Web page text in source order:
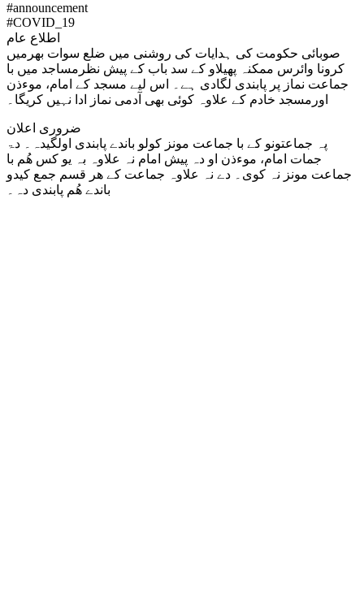
#announcement
#COVID_19
اطلاع عام
صوبائی حکومت کی ہدایات کی روشنی میں ضلع سوات بھرمیں
کرونا وائرس ممکنہ پھیلاو کے سد باب کے پیش نظرمساجد میں با
جماعت نماز پر پابندی لگادی ہے۔ اس لیے مسجد کے امام، موءذن
اورمسجد خادم کے علاوہ کوئی بھی آدمی نماز ادا نہیں کریگا۔
ضروری اعلان
پہ جماعتونو کے با جماعت مونز کولو باندے پابندی اولگیدہ۔ دۃ
جمات امام، موءذن او دہ پیش امام نہ علاوہ بہ یو کس ھُم با
جماعت مونز نہ کوی۔ دے نہ علاوہ جماعت کے ھر قسم جمع کیدو
باندے ھُم پابندی دہ۔